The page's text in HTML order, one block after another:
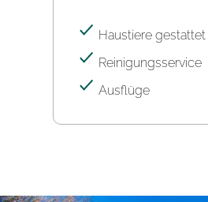
Haustiere gestattet
Reinigungsservice
Ausflüge